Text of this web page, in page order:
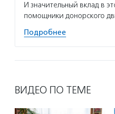
И значительный вклад в
помощники донорского
Подробнее
ВИДЕО ПО ТЕМЕ